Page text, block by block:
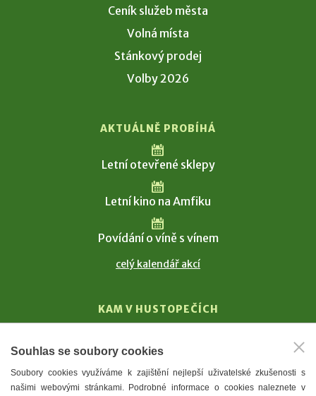
Ceník služeb města
Volná místa
Stánkový prodej
Volby 2026
AKTUÁLNĚ PROBÍHÁ
Letní otevřené sklepy
Letní kino na Amfiku
Povídání o víně s vínem
celý kalendář akcí
KAM V HUSTOPEČÍCH
T. G. Masaryk
Mandloně
Souhlas se soubory cookies
Soubory cookies využíváme k zajištění nejlepší uživatelské zkušenosti s
našimi webovými stránkami. Podrobné informace o cookies naleznete v